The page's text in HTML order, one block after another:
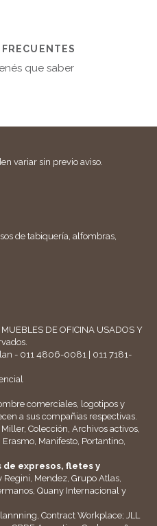
FRECUENTES
que saber
variar sin previo aviso.
de tabiquería, alfombras,
DE OFICINA USADOS Y
- 011 4806-0081 | 011 7181-
comerciales, logotipos y
a sus compañias respectivas.
Colección, Archivos activos,
Manifesto, Portantino,
de expresos, fletes y
Regini, Mendez, Grupo Atlas,
Quany Internacional y
Contract Workplace; JLL